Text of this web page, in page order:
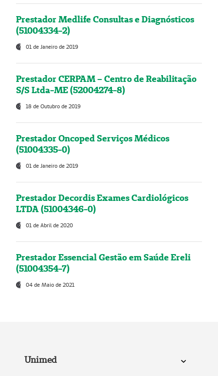
Prestador Medlife Consultas e Diagnósticos
(51004334-2)
01 de Janeiro de 2019
Prestador CERPAM – Centro de Reabilitação
S/S Ltda-ME (52004274-8)
18 de Outubro de 2019
Prestador Oncoped Serviços Médicos
(51004335-0)
01 de Janeiro de 2019
Prestador Decordis Exames Cardiológicos
LTDA (51004346-0)
01 de Abril de 2020
Prestador Essencial Gestão em Saúde Ereli
(51004354-7)
04 de Maio de 2021
Unimed